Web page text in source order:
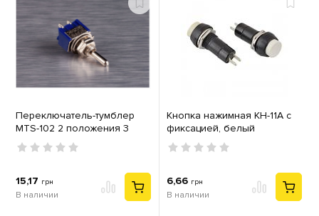
Переключатель-тумблер
MTS-102 2 положения 3
контакта
15,17 грн
В наличии
Кнопка нажимная КН-11А с
фиксацией, белый
6,66 грн
В наличии